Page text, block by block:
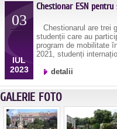
03
IUL
2023
Chestionar ESN
Chestionarul are trei
studenții care au
program de mobilitate
2021, studenți
detalii
GALERIE FOTO